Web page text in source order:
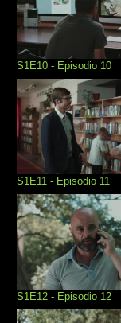
S1E10 - Episodio 10
S1E11 - Episodio 11
S1E12 - Episodio 12